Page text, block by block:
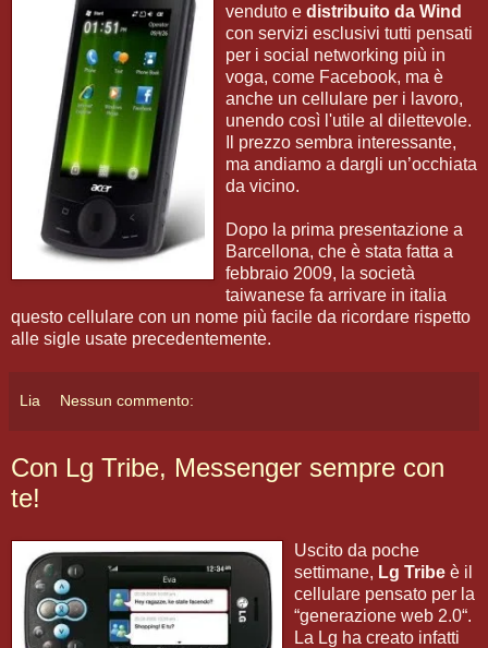
venduto e distribuito da Wind
con servizi esclusivi tutti pensati
per i social networking più in
voga, come Facebook, ma è
anche un cellulare per i lavoro,
unendo così l'utile al dilettevole.
Il prezzo sembra interessante,
ma andiamo a dargli un’occhiata
da vicino.
Dopo la prima presentazione a
Barcellona, che è stata fatta a
febbraio 2009, la società
taiwanese fa arrivare in italia
questo cellulare con un nome più facile da ricordare rispetto
alle sigle usate precedentemente.
Lia Nessun commento:
Con Lg Tribe, Messenger sempre con
te!
Uscito da poche
settimane, Lg Tribe è il
cellulare pensato per la
“generazione web 2.0“.
La Lg ha creato infatti